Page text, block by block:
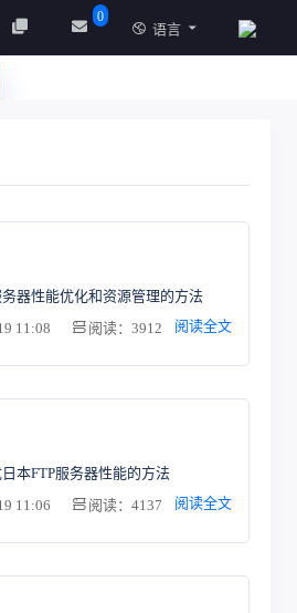
0
语言
器性能优化和资源管理的方法
11:08
阅读：3912 阅读全文
本FTP服务器性能的方法
11:06
阅读：4137 阅读全文